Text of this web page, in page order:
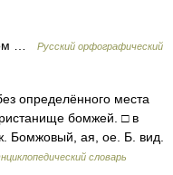
…
Русский орфографический
определённого места
бомжей. □ в
Бомжовый, ая, ое. Б. вид.
словарь